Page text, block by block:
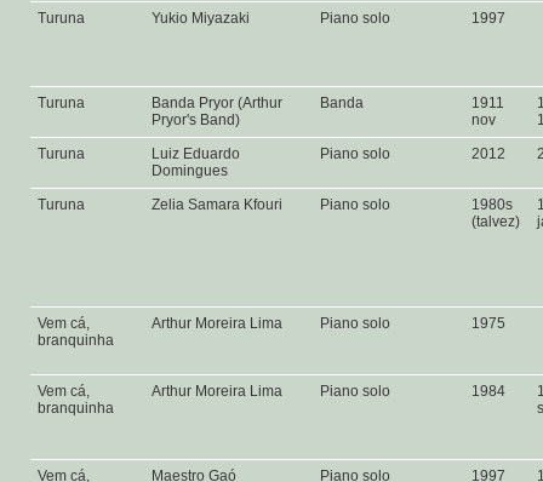
Turuna Yukio Miyazaki Piano solo 1997
Turuna
Banda Pryor (Arthur
Pryor's Band)
Banda
1911
nov
Turuna
Luiz Eduardo
Domingues
Piano solo 2012
Turuna Zelia Samara Kfouri Piano solo
1980s
(talvez)
Vem cá,
branquinha
Arthur Moreira Lima Piano solo 1975
Vem cá,
branquinha
Arthur Moreira Lima Piano solo 1984
Vem cá,
Maestro Gaó Piano solo 1997